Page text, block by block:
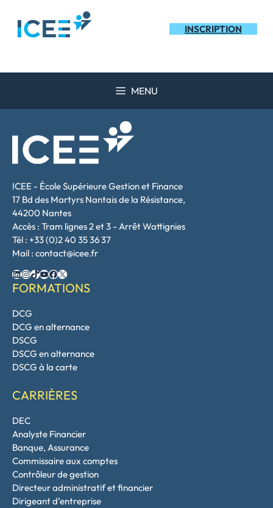
contenu
INSCRIPTION
MENU
ICEE - École Supérieure Gestion et Finance
17 Bd des Martyrs Nantais de la Résistance,
44200 Nantes
Accès : Tram lignes 2 et 3 - Arrêt Wattignies
Tél : +33 (0)2 40 35 36 37
Mail : contact@icee.fr
LinkedIn
Instagram
TikTok
YouTube
Facebook
X
FORMATIONS
DCG
DCG en alternance
DSCG
DSCG en alternance
DSCG à la carte
CARRIÈRES
DEC
Analyste Financier
Banque, Assurance
Commissaire aux comptes
Contrôleur de gestion
Directeur administratif et financier
Dirigeant d’entreprise